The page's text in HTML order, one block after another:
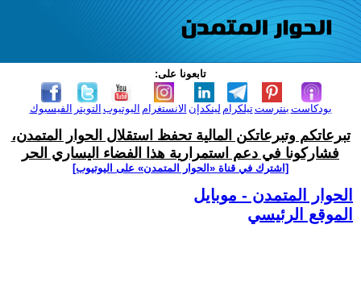
تابعونا على:
الفيسبوك التويتر اليوتيوب الانستغرام لينكدإن تيلكرامبنترست بودكاست
تبرعاتكم وتبرعاتكن المالية تحفظ استقلال الحوار المتمدن،
فشاركونا في دعم استمرارية هذا الفضاء اليساري الحر
[اشترك في قناة ‫«الحوار المتمدن» على اليوتيوب]
الحوار المتمدن - موبايل
الموقع الرئيسي